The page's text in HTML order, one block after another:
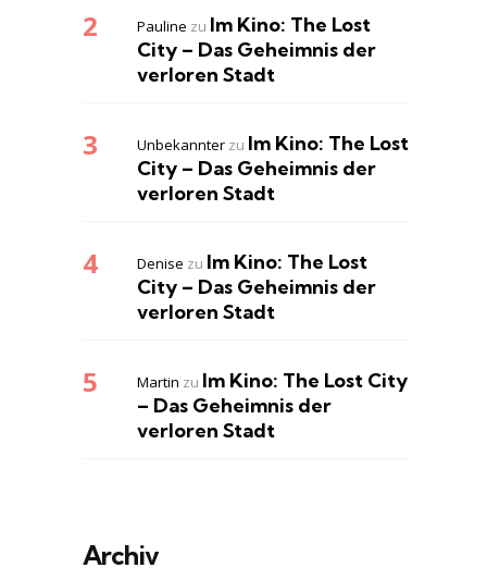
Pauline zu Im Kino: The Lost
City – Das Geheimnis der
verloren Stadt
Unbekannter zu Im Kino: The Lost
City – Das Geheimnis der
verloren Stadt
Denise zu Im Kino: The Lost
City – Das Geheimnis der
verloren Stadt
Martin zu Im Kino: The Lost City
– Das Geheimnis der
verloren Stadt
Archiv